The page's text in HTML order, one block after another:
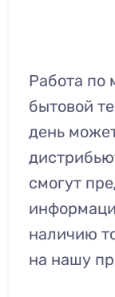
Работа по
бытовой
день
смогут
наличию
на нашу